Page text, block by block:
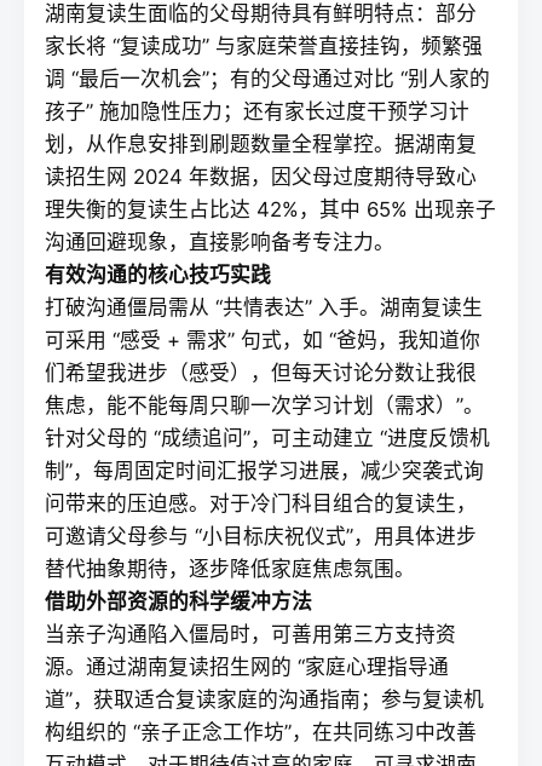
湖南复读生面临的父母期待具有鲜明特点：部分
家长将 “复读成功” 与家庭荣誉直接挂钩，频繁强
调 “最后一次机会”；有的父母通过对比 “别人家的
孩子” 施加隐性压力；还有家长过度干预学习计
划，从作息安排到刷题数量全程掌控。据湖南复
读招生网 2024 年数据，因父母过度期待导致心
理失衡的复读生占比达 42%，其中 65% 出现亲子
沟通回避现象，直接影响备考专注力。
有效沟通的核心技巧实践
打破沟通僵局需从 “共情表达” 入手。湖南复读生
可采用 “感受 + 需求” 句式，如 “爸妈，我知道你
们希望我进步（感受），但每天讨论分数让我很
焦虑，能不能每周只聊一次学习计划（需求）”。
针对父母的 “成绩追问”，可主动建立 “进度反馈机
制”，每周固定时间汇报学习进展，减少突袭式询
问带来的压迫感。对于冷门科目组合的复读生，
可邀请父母参与 “小目标庆祝仪式”，用具体进步
替代抽象期待，逐步降低家庭焦虑氛围。
借助外部资源的科学缓冲方法
当亲子沟通陷入僵局时，可善用第三方支持资
源。通过湖南复读招生网 的 “家庭心理指导通
道”，获取适合复读家庭的沟通指南；参与复读机
构组织的 “亲子正念工作坊”，在共同练习中改善